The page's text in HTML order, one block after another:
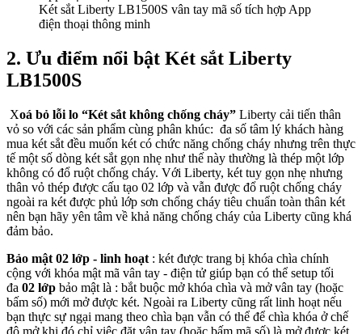
Két sắt Liberty LB1500S vân tay mã số tích hợp App
điện thoại thông minh
2. Ưu điểm nổi bật Két sắt Liberty
LB1500S
Xoá bỏ lỗi lo “Két sắt không chống cháy” Liberty cải tiến thân
vỏ so với các sản phẩm cùng phân khúc: đa số tâm lý khách hàng
mua két sắt đều muốn két có chức năng chống cháy nhưng trên thực
tế một số dòng két sắt gọn nhẹ như thế này thường là thép một lớp
không có đổ ruột chống cháy. Với Liberty, két tuy gọn nhẹ nhưng
thân vỏ thép được cấu tạo 02 lớp và vẫn được đổ ruột chống cháy
ngoài ra két được phủ lớp sơn chống cháy tiêu chuẩn toàn thân két
nên bạn hãy yên tâm về khả năng chống cháy của Liberty cũng khá
đảm bảo.
Bảo mật 02 lớp - linh hoạt : két được trang bị khóa chìa chính
cộng với khóa mật mã vân tay - điện tử giúp bạn có thể setup tối
đa 02 lớp bảo mật là : bắt buộc mở khóa chìa và mở vân tay (hoặc
bấm số) mới mở được két. Ngoài ra Liberty cũng rất linh hoạt nếu
bạn thực sự ngại mang theo chìa bạn vẫn có thể để chìa khóa ở chế